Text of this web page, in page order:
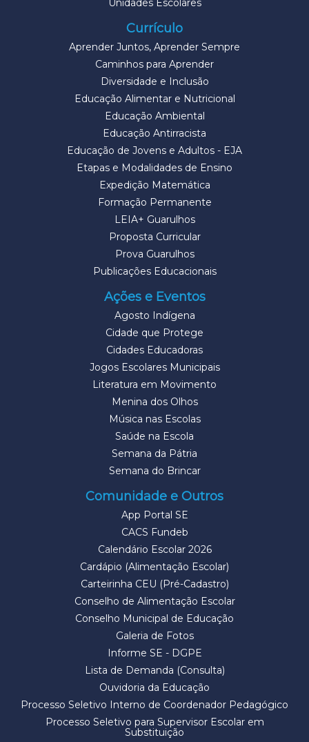
Unidades Escolares
Currículo
Aprender Juntos, Aprender Sempre
Caminhos para Aprender
Diversidade e Inclusão
Educação Alimentar e Nutricional
Educação Ambiental
Educação Antirracista
Educação de Jovens e Adultos - EJA
Etapas e Modalidades de Ensino
Expedição Matemática
Formação Permanente
LEIA+ Guarulhos
Proposta Curricular
Prova Guarulhos
Publicações Educacionais
Ações e Eventos
Agosto Indígena
Cidade que Protege
Cidades Educadoras
Jogos Escolares Municipais
Literatura em Movimento
Menina dos Olhos
Música nas Escolas
Saúde na Escola
Semana da Pátria
Semana do Brincar
Comunidade e Outros
App Portal SE
CACS Fundeb
Calendário Escolar 2026
Cardápio (Alimentação Escolar)
Carteirinha CEU (Pré-Cadastro)
Conselho de Alimentação Escolar
Conselho Municipal de Educação
Galeria de Fotos
Informe SE - DGPE
Lista de Demanda (Consulta)
Ouvidoria da Educação
Processo Seletivo Interno de Coordenador Pedagógico
Processo Seletivo para Supervisor Escolar em
Substituição